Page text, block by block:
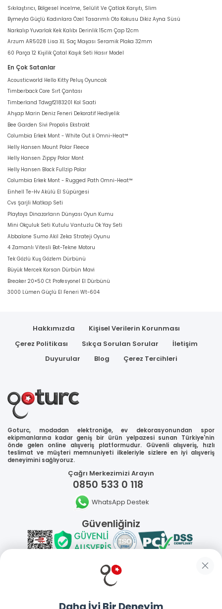
Sıkılaştırıcı, Bölgesel İncelme, Selülit Ve Çatlak Karşıtı, Slim
Bymeyla Güçlü Kadınlara Özel Tasarımlı Oto Kokusu Dikiz Ayna Süsü
Narkalıp Yuvarlak Kek Kalıbı Derinlik 15cm Çap 12cm
Arzum AR5028 Lisa XL Saç Maşası Seramik Plaka 32mm
60 Parça 12 Kişilik Çatal Kaşık Seti Hasır Model
En Çok Satanlar
Acousticworld Hello Kitty Peluş Oyuncak
Timberback Core Sırt Çantası
Timberland Tdwgf2183201 Kol Saati
Ahşap Marin Deniz Feneri Dekoratif Hediyelik
Bee Garden Sivi Propolis Ekstrakt
Columbia Erkek Mont - White Out İi Omni-Heat™
Helly Hansen Mount Polar Fleece
Helly Hansen Zippy Polar Mont
Helly Hansen Block Fullzip Polar
Columbia Erkek Mont - Rugged Path Omni-Heat™
Einhell Te-Hv Akülü El Süpürgesi
Cvs Şarjli Matkap Seti
Playtoys Dinazorların Dünyası Oyun Kumu
Mini Okçuluk Seti Kutulu Vantuzlu Ok Yay Seti
Abbalone Sumo Akil Zeka Strateji Oyunu
4 Zamanlı Vitesli Bot-Tekne Motoru
Tek Gözlü Kuş Gözlem Dürbünü
Büyük Mercek Korsan Dürbün Mavi
Breaker 20×50 Ct Profesyonel El Dürbünü
3000 Lümen Güçlü El Feneri Wt-604
Hakkımızda
Kişisel Verilerin Korunması
Çerez Politikası
Sıkça Sorulan Sorular
İletişim
Duyurular
Blog Çerez Tercihleri
Goturc, modadan elektroniğe, ev dekorasyonundan spor
ekipmanlarına kadar geniş bir ürün yelpazesi sunan Türkiye'nin
önde gelen online alışveriş platformudur. Güvenli alışveriş, hızlı
teslimat ve müşteri memnuniyeti ilkeleriyle sizlere en iyi alışveriş
deneyimini sağlıyoruz.
Çağrı Merkezimizi Arayın
0850 533 0 118
WhatsApp Destek
Güvenliğiniz
Sosyal Medya